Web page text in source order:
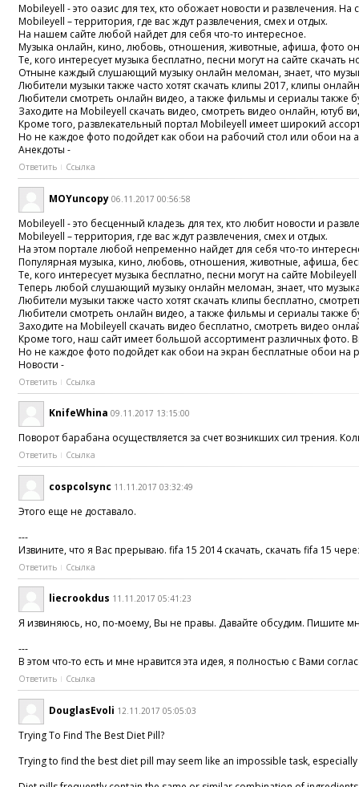
Mobileyell - это оазис для тех, кто обожает новости и развлечения.
Mobileyell – территория, где вас ждут развлечения, смех и отдых.
На нашем сайте любой найдет для себя что-то интересное.
Музыка онлайн, кино, любовь, отношения, животные, афиша, фото
Те, кого интересует музыка бесплатно, песни могут на сайте
Отныне каждый слушающий музыку онлайн меломан, знает, что
Любители музыки также часто хотят скачать клипы 2017, клипы
Любители смотреть онлайн видео, а также фильмы и сериалы также
Заходите на Mobileyell скачать видео, смотреть видео онлайн, ютуб
Кроме того, развлекательный портал Mobileyell имеет широкий
Но не каждое фото подойдет как обои на рабочий стол или обои на
Анекдоты -
Ответить Ссылка
MOYuncopy 06.11.2017 00:56:58
Mobileyell - это бесценный кладезь для тех, кто любит новости и
Mobileyell – территория, где вас ждут развлечения, смех и отдых.
На этом портале любой непременно найдет для себя что-то
Популярная музыка, кино, любовь, отношения, животные, афиша,
Те, кого интересует музыка бесплатно, песни могут на сайте
Теперь любой слушающий музыку онлайн меломан, знает, что
Любители музыки также часто хотят скачать клипы бесплатно,
Любители смотреть онлайн видео, а также фильмы и сериалы также
Заходите на Mobileyell скачать видео бесплатно, смотреть видео
Кроме того, наш сайт имеет большой ассортимент различных фото.
Но не каждое фото подойдет как обои на экран бесплатные обои на
Новости -
Ответить Ссылка
KnifeWhina 09.11.2017 13:15:00
Поворот барабана осуществляется за счет возникших сил трения.
Ответить Ссылка
cospcolsync 11.11.2017 03:32:49
Этого еще не доставало.
---
Извините, что я Вас прерываю. fifa 15 2014 скачать, скачать fifa 15
Ответить Ссылка
liecrookdus 11.11.2017 05:41:23
Я извиняюсь, но, по-моему, Вы не правы. Давайте обсудим. Пишите
---
В этом что-то есть и мне нравится эта идея, я полностью с Вами
Ответить Ссылка
DouglasEvoli 12.11.2017 05:05:03
Trying To Find The Best Diet Pill?
Trying to find the best diet pill may seem like an impossible task,